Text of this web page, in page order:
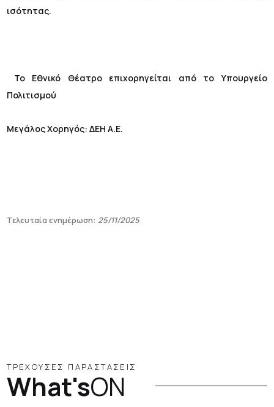
ισότητας.
Το Εθνικό Θέατρο επιχορηγείται από το Υπουργείο
Πολιτισμού
Μεγάλος Χορηγός: ΔΕΗ Α.Ε.
Τελευταία ενημέρωση:25/11/2025
ΤΡΕΧΟΥΣΕΣ ΠΑΡΑΣΤΑΣΕΙΣ
What'sON